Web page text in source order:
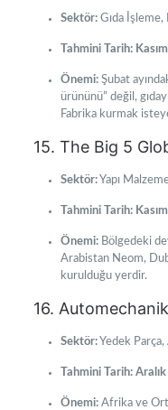
Sektör:Gıda
Tahmini Tarih:
Önemi:Şubat
ürününü” değil,
Fabrika kurmak
15. The Big 5
Sektör:Yapı
Tahmini Tarih:
Önemi:Bölgedeki
Arabistan Neom,
kurulduğu yerdir.
16.
Sektör:Yedek Parça,
Tahmini Tarih:
Önemi:Afrika ve